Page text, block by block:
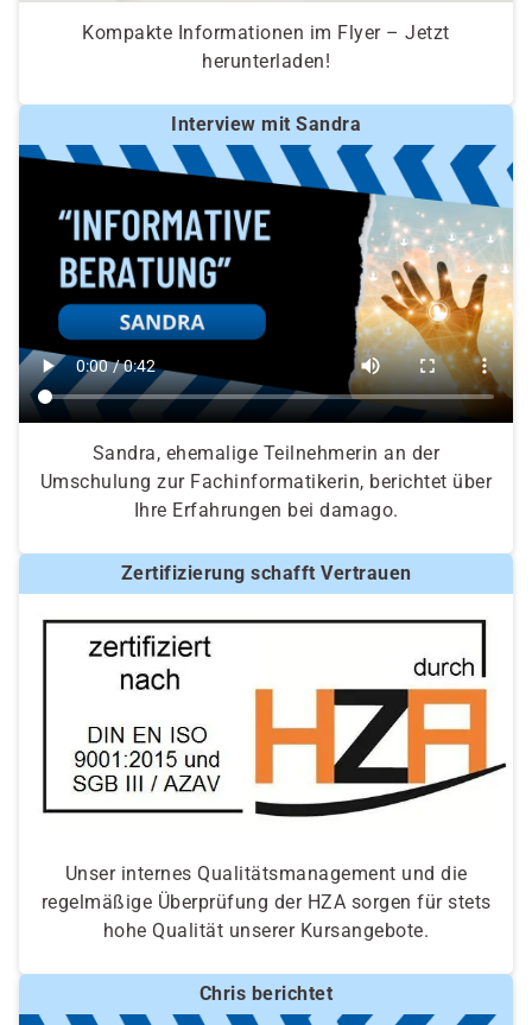
Kompakte Informationen im Flyer – Jetzt
herunterladen!
Interview mit Sandra
Sandra, ehemalige Teilnehmerin an der
Umschulung zur Fachinformatikerin, berichtet über
Ihre Erfahrungen bei damago.
Zertifizierung schafft Vertrauen
Unser internes Qualitätsmanagement und die
regelmäßige Überprüfung der HZA sorgen für stets
hohe Qualität unserer Kursangebote.
Chris berichtet